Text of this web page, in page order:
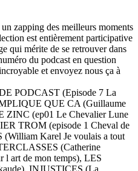
zapping des meilleurs moments
est entièrement participative
qui mérite de se retrouver dans
du podcast en question
et envoyez nous ça à
PODCAST (Episode 7 La
QUE CA (Guillaume
ZINC (ep01 Le Chevalier Lune
TROM (episode 1 Cheval de
Karel Je voulais a tout
(Catherine
l art de mon temps), LES